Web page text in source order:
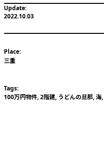
2022.10.03
三重
100万円物件,2階建, うどんの旦那,海,